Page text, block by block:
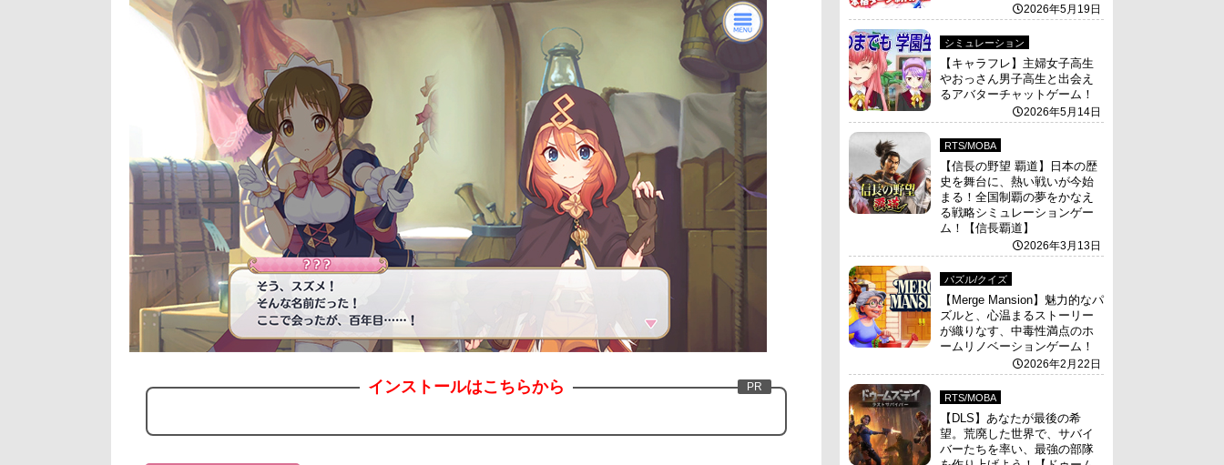
インストールはこちらから
2026年5月19日
シミュレーション
【キャラフレ】主婦女子高生
やおっさん男子高生と出会え
るアバターチャットゲーム！
2026年5月14日
RTS/MOBA
【信長の野望 覇道】日本の歴
史を舞台に、熱い戦いが今始
まる！全国制覇の夢をかなえ
る戦略シミュレーションゲー
ム！【信長覇道】
2026年3月13日
パズル/クイズ
【Merge Mansion】魅力的なパ
ズルと、心温まるストーリー
が織りなす、中毒性満点のホ
ームリノベーションゲーム！
2026年2月22日
RTS/MOBA
【DLS】あなたが最後の希
望。荒廃した世界で、サバイ
バーたちを率い、最強の部隊